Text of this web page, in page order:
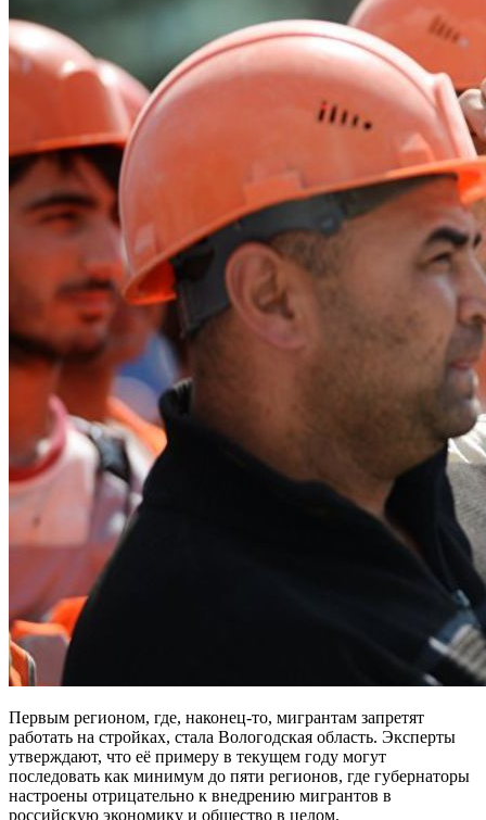
Первым регионом, где, наконец-то, мигрантам запретят
работать на стройках, стала Вологодская область. Эксперты
утверждают, что её примеру в текущем году могут
последовать как минимум до пяти регионов, где губернаторы
настроены отрицательно к внедрению мигрантов в
российскую экономику и общество в целом.